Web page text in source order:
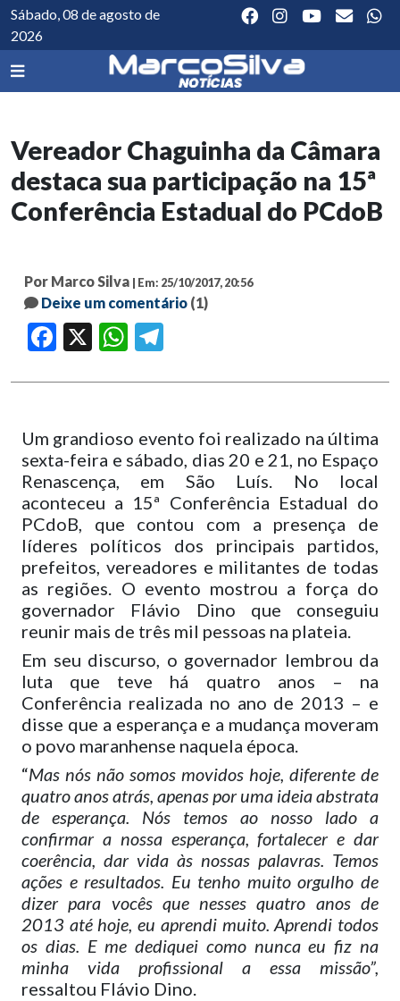
Sábado, 08 de agosto de
2026
Vereador Chaguinha da Câmara
destaca sua participação na 15ª
Conferência Estadual do PCdoB
Por Marco Silva | Em: 25/10/2017, 20:56
Deixe um comentário (1)
Facebook WhatsApp
Um grandioso evento foi realizado na última
sexta-feira e sábado, dias 20 e 21, no Espaço
Renascença, em São Luís. No local
aconteceu a 15ª Conferência Estadual do
PCdoB, que contou com a presença de
líderes políticos dos principais partidos,
prefeitos, vereadores e militantes de todas
as regiões. O evento mostrou a força do
governador Flávio Dino que conseguiu
reunir mais de três mil pessoas na plateia.
Em seu discurso, o governador lembrou da
luta que teve há quatro anos – na
Conferência realizada no ano de 2013 – e
disse que a esperança e a mudança moveram
o povo maranhense naquela época.
“Mas nós não somos movidos hoje, diferente de
quatro anos atrás, apenas por uma ideia abstrata
de esperança. Nós temos ao nosso lado a
confirmar a nossa esperança, fortalecer e dar
coerência, dar vida às nossas palavras. Temos
ações e resultados. Eu tenho muito orgulho de
dizer para vocês que nesses quatro anos de
2013 até hoje, eu aprendi muito. Aprendi todos
os dias. E me dediquei como nunca eu fiz na
minha vida profissional a essa missão”,
ressaltou Flávio Dino.